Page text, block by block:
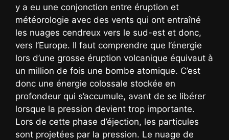
y a eu une conjonction entre éruption et
météorologie avec des vents qui ont entraîné
les nuages cendreux vers le sud-est et donc,
vers l’Europe. Il faut comprendre que l’énergie
lors d’une grosse éruption volcanique équivaut à
un million de fois une bombe atomique. C’est
donc une énergie colossale stockée en
profondeur qui s’accumule, avant de se libérer
lorsque la pression devient trop importante.
Lors de cette phase d’éjection, les particules
sont projetées par la pression. Le nuage de